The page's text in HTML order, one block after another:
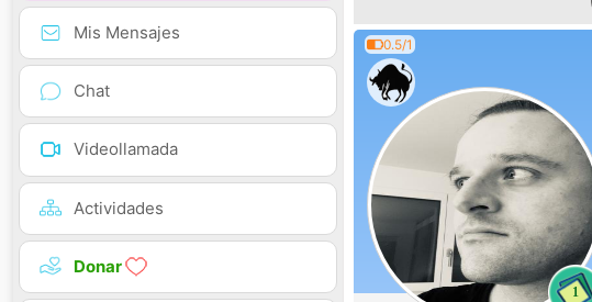
Mis Mensajes
Chat
Videollamada
Actividades
Donar
0.5/1
1